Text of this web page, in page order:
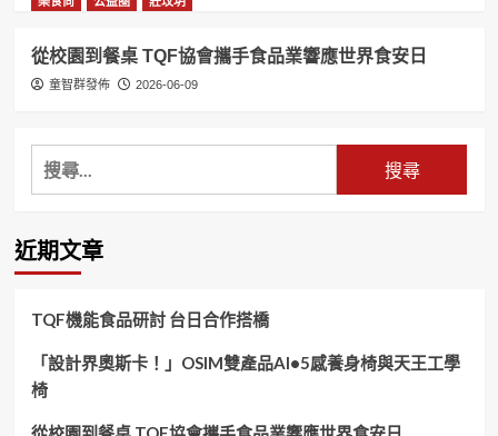
從校園到餐桌 TQF協會攜手食品業響應世界食安日
童智群發佈 2026-06-09
搜
尋
鍵
字:
近期文章
TQF機能食品研討 台日合作搭橋
「設計界奧斯卡！」OSIM雙產品AI•5感養身椅與天王工學
椅